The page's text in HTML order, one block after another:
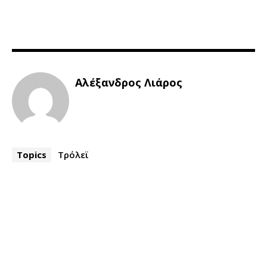
Αλέξανδρος Λιάρος
Topics Τρόλεϊ